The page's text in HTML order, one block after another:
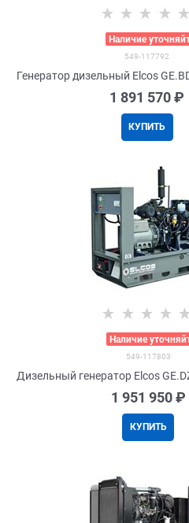
Наличие
549-117792
Генератор дизельный Elcos
1 891 570 ₽
КУПИТЬ
Наличие
549-117803
Дизельный генератор Elcos
1 951 950 ₽
КУПИТЬ